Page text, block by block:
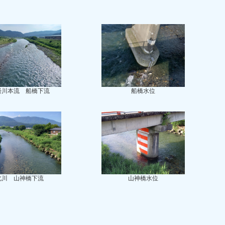
川本流 船橋下流 船橋水位
川 山神橋下流 山神橋水位